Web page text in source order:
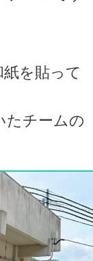
を貼って
たチームの